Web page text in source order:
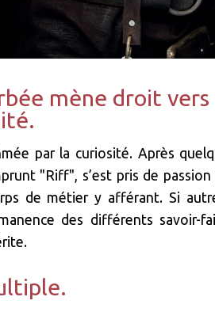
mène droit vers
par la curiosité. Après
"Riff", s’est pris de
de métier y afférant. Si
des différents savoir-